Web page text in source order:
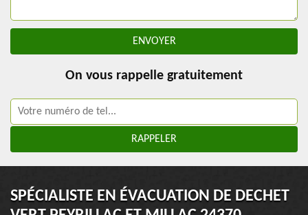
On vous rappelle gratuitement
SPÉCIALISTE EN ÉVACUATION DE DECHET